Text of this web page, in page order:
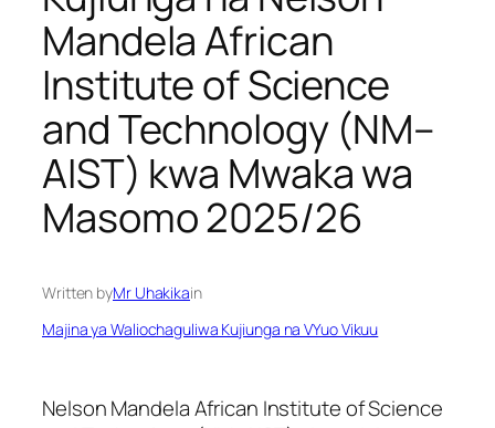
Mandela African
Institute of Science
and Technology (NM–
AIST) kwa Mwaka wa
Masomo 2025/26
Written byMr Uhakikain
Majina ya Waliochaguliwa Kujiunga na VYuo Vikuu
Nelson Mandela African Institute of Science